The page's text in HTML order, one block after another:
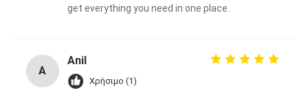
get everything you need in one place.
A
Anil
Χρήσιμο (1)